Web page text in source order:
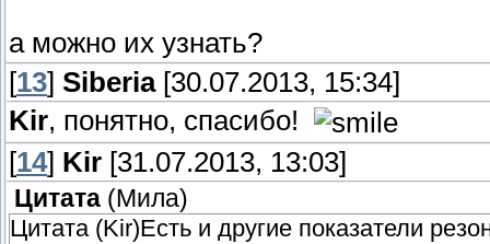
а можно их узнать?
[13] Siberia[30.07.2013, 15:34]
Kir, понятно, спасибо!
[14] Kir [31.07.2013, 13:03]
Цитата (Мила)
Цитата (Kir)Есть и другие показатели